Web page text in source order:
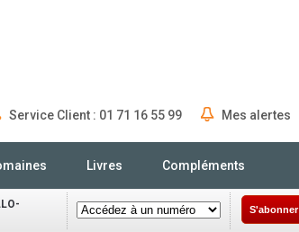
Service Client : 01 71 16 55 99 Mes alertes
Livres Compléments
S'abonner